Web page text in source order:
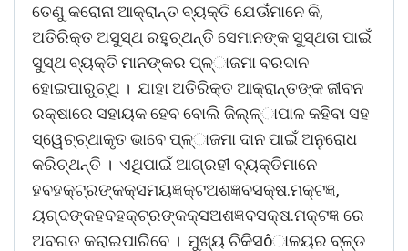
ତେଣୁ କରୋନା ଆକ୍ରାନ୍ତ ବ୍ୟକ୍ତି ଯେଊଁମାନେ କି,
ଅତିରିକ୍ତ ଅସୁସ୍ଥ ରହୁଚ୍ଥନ୍ତି ସେମାନଙ୍କ ସୁସ୍ଥତା ପାଇଁ
ସୁସ୍ଥ ବ୍ୟକ୍ତି ମାନଙ୍କର ପ୍ଳ୍ାଜମା ବରଦାନ
ହୋଇପାରୁଚ୍ଥି । ଯାହା ଅତିରିକ୍ତ ଆକ୍ରାନ୍ତଙ୍କ ଜୀବନ
ରକ୍ଷାରେ ସହାୟକ ହେବ ବୋଲି ଜିଲ୍ଳ୍ାପାଳ କହିବା ସହ
ସ୍ୱେଚ୍ଚ୍ଥାକୃତ ଭାବେ ପ୍ଳ୍ାଜମା ଦାନ ପାଇଁ ଅନୁରୋଧ
କରିଚ୍ଥନ୍ତି । ଏଥିପାଇଁ ଆଗ୍ରହୀ ବ୍ୟକ୍ତିମାନେ
ହବହକ୍ଟ୍ରଙ୍କକ୍ସମୟଜ୍ଞକ୍ଟଅଶଜ୍ଞବସକ୍ଷ.ମକ୍ଟଜ୍ଞ,
ୟଗ୍ଦଙ୍କହବହକ୍ଟ୍ରଙ୍କକ୍ସଅଶଜ୍ଞବସକ୍ଷ.ମକ୍ଟଜ୍ଞ ରେ
ଅବଗତ କରାଇପାରିବେ । ମୁଖ୍ୟ ଚିକିସôାଳୟର ବ୍ଳ୍ଡ